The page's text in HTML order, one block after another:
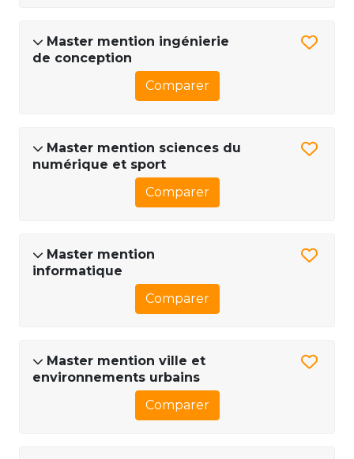
Master mention ingénierie
de conception
Comparer
Master mention sciences du
numérique et sport
Comparer
Master mention
informatique
Comparer
Master mention ville et
environnements urbains
Comparer